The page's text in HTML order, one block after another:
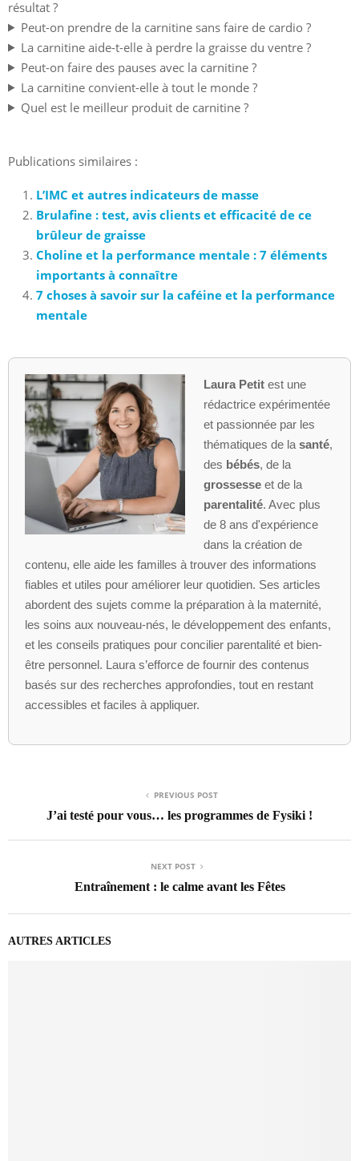
résultat ?
Peut-on prendre de la carnitine sans faire de cardio ?
La carnitine aide-t-elle à perdre la graisse du ventre ?
Peut-on faire des pauses avec la carnitine ?
La carnitine convient-elle à tout le monde ?
Quel est le meilleur produit de carnitine ?
Publications similaires :
L’IMC et autres indicateurs de masse
Brulafine : test, avis clients et efficacité de ce
brûleur de graisse
Choline et la performance mentale : 7 éléments
importants à connaître
7 choses à savoir sur la caféine et la performance
mentale
Laura Petitest une
rédactrice expérimentée
et passionnée par les
thématiques de la santé,
des bébés, de la
grossesseet de la
parentalité. Avec plus
de 8 ans d'expérience
dans la création de
contenu, elle aide les familles à trouver des informations
fiables et utiles pour améliorer leur quotidien. Ses articles
abordent des sujets comme la préparation à la maternité,
les soins aux nouveau-nés, le développement des enfants,
et les conseils pratiques pour concilier parentalité et bien-
être personnel. Laura s’efforce de fournir des contenus
basés sur des recherches approfondies, tout en restant
accessibles et faciles à appliquer.
PREVIOUS POST
J’ai testé pour vous… les programmes de Fysiki !
NEXT POST
Entraînement : le calme avant les Fêtes
AUTRES ARTICLES